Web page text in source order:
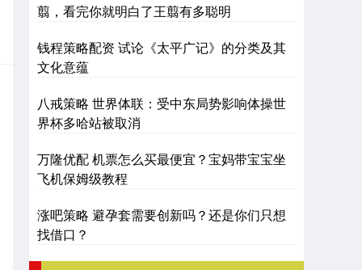
翦，看完你就明白了王翦有多聪明
钱程策略配资 试论《太平广记》的分类及其
文化意蕴
八戒策略 世界体联：受中东局势影响体操世
界杯多哈站被取消
万隆优配 机票怎么买最便宜？宝妈带宝宝坐
飞机保姆级教程
涨吧策略 避孕套需要创新吗？还是你们只想
找借口？